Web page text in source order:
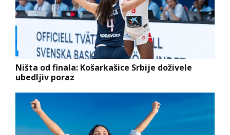
Ništa od finala: Košarkašice Srbije doživele
ubedljiv poraz